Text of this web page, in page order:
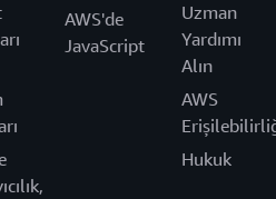
AWS'de
JavaScript
Uzman
Yardımı
Alın
AWS
Hukuk